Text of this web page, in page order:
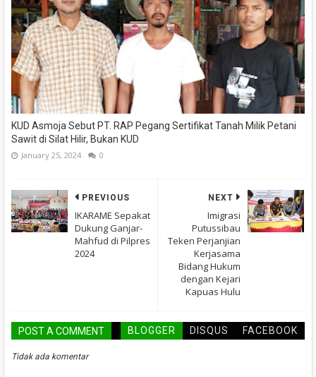
KUD Asmoja Sebut PT. RAP Pegang Sertifikat Tanah Milik Petani
Sawit di Silat Hilir, Bukan KUD
January 25, 2024 0
NEXT
Imigrasi
Putussibau
Teken Perjanjian
Kerjasama
Bidang Hukum
dengan Kejari
Kapuas Hulu
PREVIOUS
IKARAME Sepakat
Dukung Ganjar-
Mahfud di Pilpres
2024
POST A COMMENT BLOGGER DISQUS FACEBOOK
Tidak ada komentar